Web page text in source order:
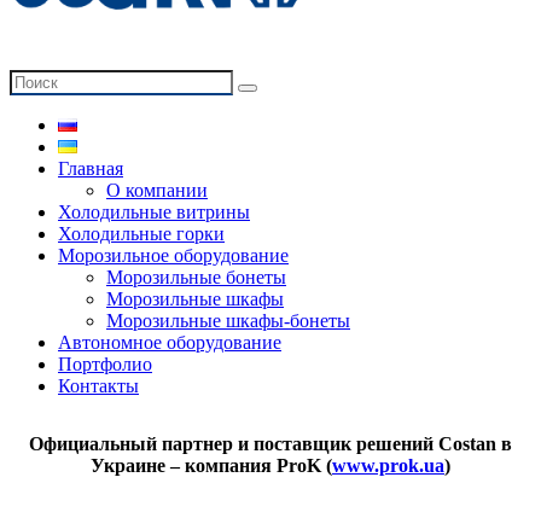
Главная
О компании
Холодильные витрины
Холодильные горки
Морозильное оборудование
Морозильные бонеты
Морозильные шкафы
Морозильные шкафы-бонеты
Автономное оборудование
Портфолио
Контакты
Официальный партнер и поставщик решений Costan в
Украине – компания ProK (www.prok.ua)